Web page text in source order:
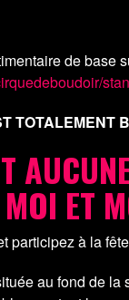
de base
TOTALEMENT
MOI ET
participez à la
au fond de la